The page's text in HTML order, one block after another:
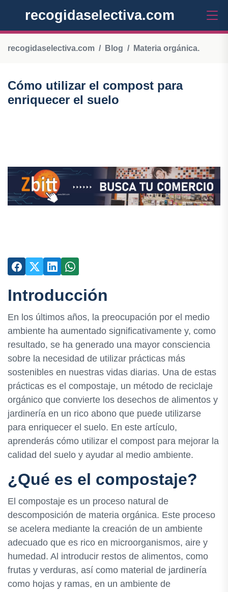
recogidaselectiva.com
recogidaselectiva.com Blog Materia orgánica.
Cómo utilizar el compost para
enriquecer el suelo
Introducción
En los últimos años, la preocupación por el medio
ambiente ha aumentado significativamente y, como
resultado, se ha generado una mayor consciencia
sobre la necesidad de utilizar prácticas más
sostenibles en nuestras vidas diarias. Una de estas
prácticas es el compostaje, un método de reciclaje
orgánico que convierte los desechos de alimentos y
jardinería en un rico abono que puede utilizarse
para enriquecer el suelo. En este artículo,
aprenderás cómo utilizar el compost para mejorar la
calidad del suelo y ayudar al medio ambiente.
¿Qué es el compostaje?
El compostaje es un proceso natural de
descomposición de materia orgánica. Este proceso
se acelera mediante la creación de un ambiente
adecuado que es rico en microorganismos, aire y
humedad. Al introducir restos de alimentos, como
frutas y verduras, así como material de jardinería
como hojas y ramas, en un ambiente de